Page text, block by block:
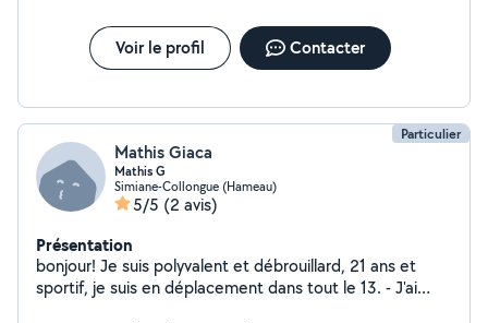
Voir le profil Contacter
Particulier
Mathis Giaca
Mathis G
Simiane-Collongue (Hameau)
5/5 (2 avis)
Présentation
bonjour! Je suis polyvalent et débrouillard, 21 ans et
sportif, je suis en déplacement dans tout le 13. - J'ai